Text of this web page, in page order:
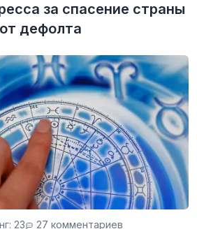
за спасение страны
от дефолта
23 27 комментариев